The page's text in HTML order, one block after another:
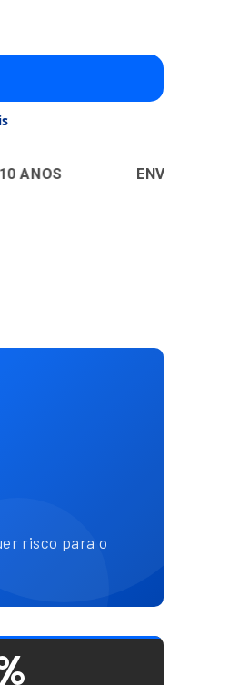
🚚ENVIO EM 24H
risco para o